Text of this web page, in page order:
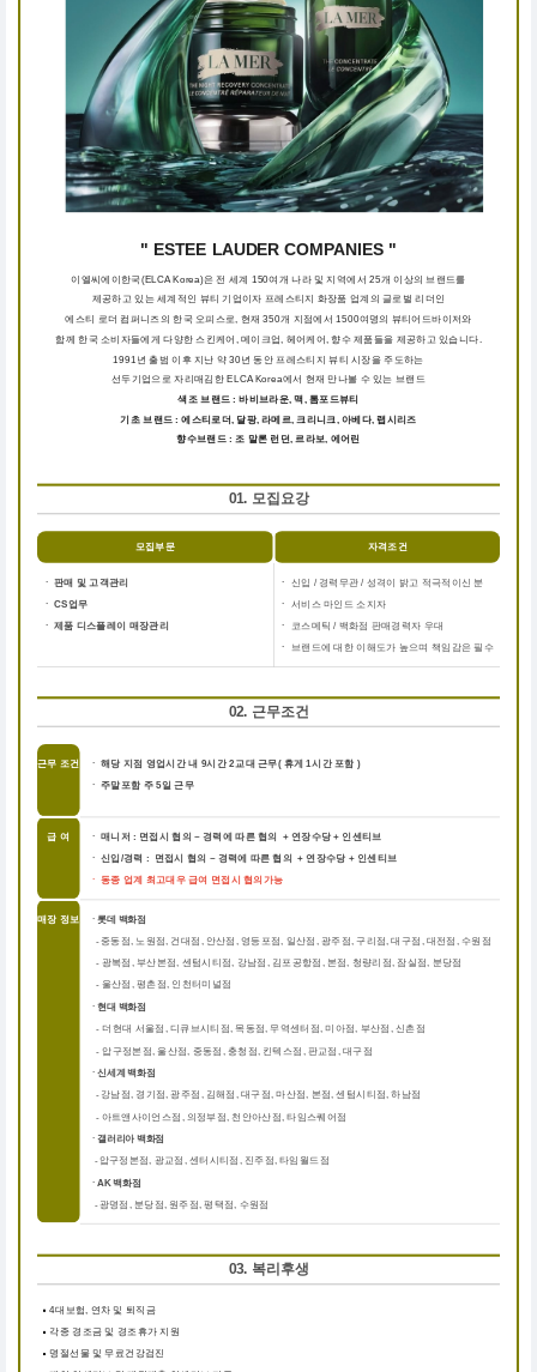
" ESTEE LAUDER COMPANIES "
이엘씨에이한국(ELCA Korea)은 전 세계 150여개 나라 및 지역에서 25개 이상의 브랜드를
제공하고 있는 세계적인 뷰티 기업이자 프레스티지 화장품 업계의 글로벌 리더인
에스티 로더 컴퍼니즈의 한국 오피스로, 현재 350개 지점에서 1500여명의 뷰티어드바이저와
함께 한국 소비자들에게 다양한 스킨케어, 메이크업, 헤어케어, 향수 제품들을 제공하고 있습니다.
1991년 출범 이후 지난 약 30년 동안 프레스티지 뷰티 시장을 주도하는
선두기업으로 자리매김한 ELCA Korea에서 현재 만나볼 수 있는 브랜드
색조 브랜드 : 바비브라운, 맥, 톰포드뷰티
기초 브랜드 : 에스티로더, 달팡, 라메르, 크리니크, 아베다, 랩시리즈
향수브랜드 : 조 말론 런던, 르라보, 에어린
01. 모집요강
모집부문 자격조건
ㆍ 판매 및 고객관리
ㆍ CS업무
ㆍ 제품 디스플레이 매장관리
ㆍ 신입 / 경력무관 / 성격이 밝고 적극적이신 분
ㆍ
서비스 마인드 소지자
ㆍ
코스메틱 / 백화점 판매경력자 우대
ㆍ 브랜드에 대한 이해도가 높으며 책임감은 필수
02. 근무조건
근무 조건
ㆍ 해당 지점 영업시간 내 9시간 2교대 근무( 휴게 1시간 포함 )
ㆍ 주말포함 주 5일 근무
급 여
ㆍ 매니저 : 면접시 협의 ~ 경력에 따른 협의 + 연장수당 + 인센티브
ㆍ 신입/경력 : 면접시 협의 ~ 경력에 따른 협의 + 연장수당 + 인센티브
ㆍ 동종 업계 최고대우 급여 면접시 협의가능
매장 정보 ㆍ롯데 백화점
-중동점, 노원점, 건대점, 안산점, 영등포점, 일산점, 광주점, 구리점, 대구점, 대전점, 수원점
- 광복점, 부산본점, 센텀시티점, 강남점, 김포공항점, 본점, 청량리점, 잠실점, 분당점
- 울산점, 평촌점, 인천터미널점
ㆍ현대 백화점
- 더현대 서울점, 디큐브시티점, 목동점, 무역센터점, 미아점, 부산점, 신촌점
- 압구정본점, 울산점, 중동점, 충청점, 킨텍스점, 판교점, 대구점
ㆍ신세계 백화점
- 강남점, 경기점, 광주점, 김해점, 대구점, 마산점, 본점, 센텀시티점, 하남점
- 아트앤사이언스점, 의정부점, 천안아산점, 타임스퀘어점
ㆍ갤러리아 백화점
-압구정본점, 광교점, 센터시티점, 진주점, 타임월드점
ㆍAK 백화점
-광명점, 분당점, 원주점, 평택점, 수원점
03. 복리후생
4대보험, 연차 및 퇴직금
각종 경조금 및 경조휴가 지원
명절선물 및 무료건강검진